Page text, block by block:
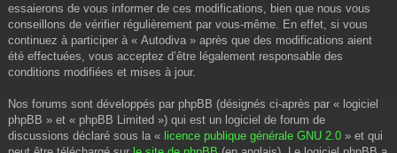
essaierons de vous informer de ces modifications, bien que nous vous
conseillons de vérifier régulièrement par vous-même. En effet, si vous
continuez à participer à « Autodiva » après que des modifications aient
été effectuées, vous acceptez d’être légalement responsable des
conditions modifiées et mises à jour.
Nos forums sont développés par phpBB (désignés ci-après par « logiciel
phpBB » et « phpBB Limited ») qui est un logiciel de forum de
discussions déclaré sous la « licence publique générale GNU 2.0 » et qui